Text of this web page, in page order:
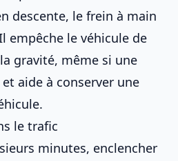
descente, le frein à main
empêche le véhicule de
gravité, même si une
aide à conserver une
.
le trafic
minutes, enclencher